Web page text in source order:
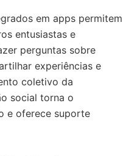
em apps permitem
entusiastas e
perguntas sobre
experiências e
coletivo da
social torna o
e oferece suporte